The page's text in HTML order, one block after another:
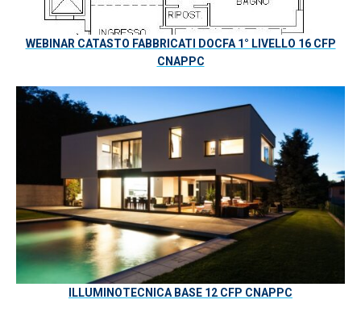
WEBINAR CATASTO FABBRICATI DOCFA 1° LIVELLO 16 CFP
CNAPPC
ILLUMINOTECNICA BASE 12 CFP CNAPPC